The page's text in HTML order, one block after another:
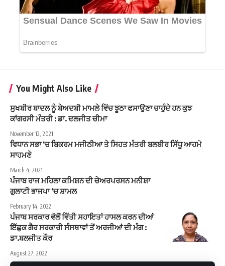
You Might Also Like
ਸੁਖਬੀਰ ਬਾਦਲ ਨੂੰ ਬੇਅਦਬੀ ਮਾਮਲੇ ਵਿੱਚ ਝੂਠਾ ਫਸਾਉਣਾ ਚਾਹੁੰਦੇ ਹਨ ਕੁਝ
ਕਾਂਗਰਸੀ ਮੰਤਰੀ : ਡਾ. ਦਲਜੀਤ ਚੀਮਾ
November 12, 2021
ਵਿਧਾਨ ਸਭਾ ‘ਚ ਬਿਕਰਮ ਮਜੀਠੀਆ ਤੇ ਸਿਹਤ ਮੰਤਰੀ ਬਲਬੀਰ ਸਿੱਧੂ ਆਹਮੋ
ਸਾਹਮਣੇ
March 4, 2021
ਪੰਜਾਬ ਰਾਜ ਮਹਿਲਾ ਕਮਿਸ਼ਨ ਦੀ ਚੇਅਰਪਰਸਨ ਮਨੀਸ਼ਾ
ਗੁਲਾਟੀ ਭਾਜਪਾ ‘ਚ ਸ਼ਾਮਲ
February 14, 2022
ਪੰਜਾਬ ਸਰਕਾਰ ਵੱਲੋਂ ਵਿੱਤੀ ਸਹਾਇਤਾਂ ਹਾਸਲ ਕਰਨ ਦੀਆਂ
ਇੱਛੁਕ ਗੈਰ ਸਰਕਾਰੀ ਸੰਸਥਾਵਾਂ ਤੋਂ ਅਰਜੀਆਂ ਦੀ ਮੰਗ :
ਡਾ.ਬਲਜੀਤ ਕੌਰ
August 27, 2022